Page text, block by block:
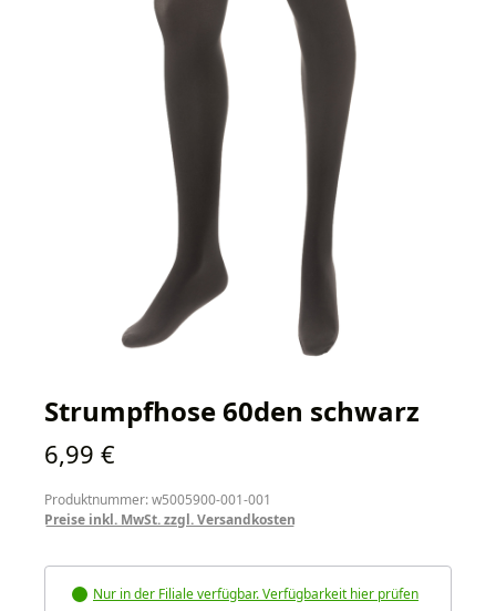
Strumpfhose 60den schwarz
Regulärer Preis:
6,99 €
Produktnummer: w5005900-001-001
Preise inkl. MwSt. zzgl. Versandkosten
Nur in der Filiale verfügbar. Verfügbarkeit hier prüfen